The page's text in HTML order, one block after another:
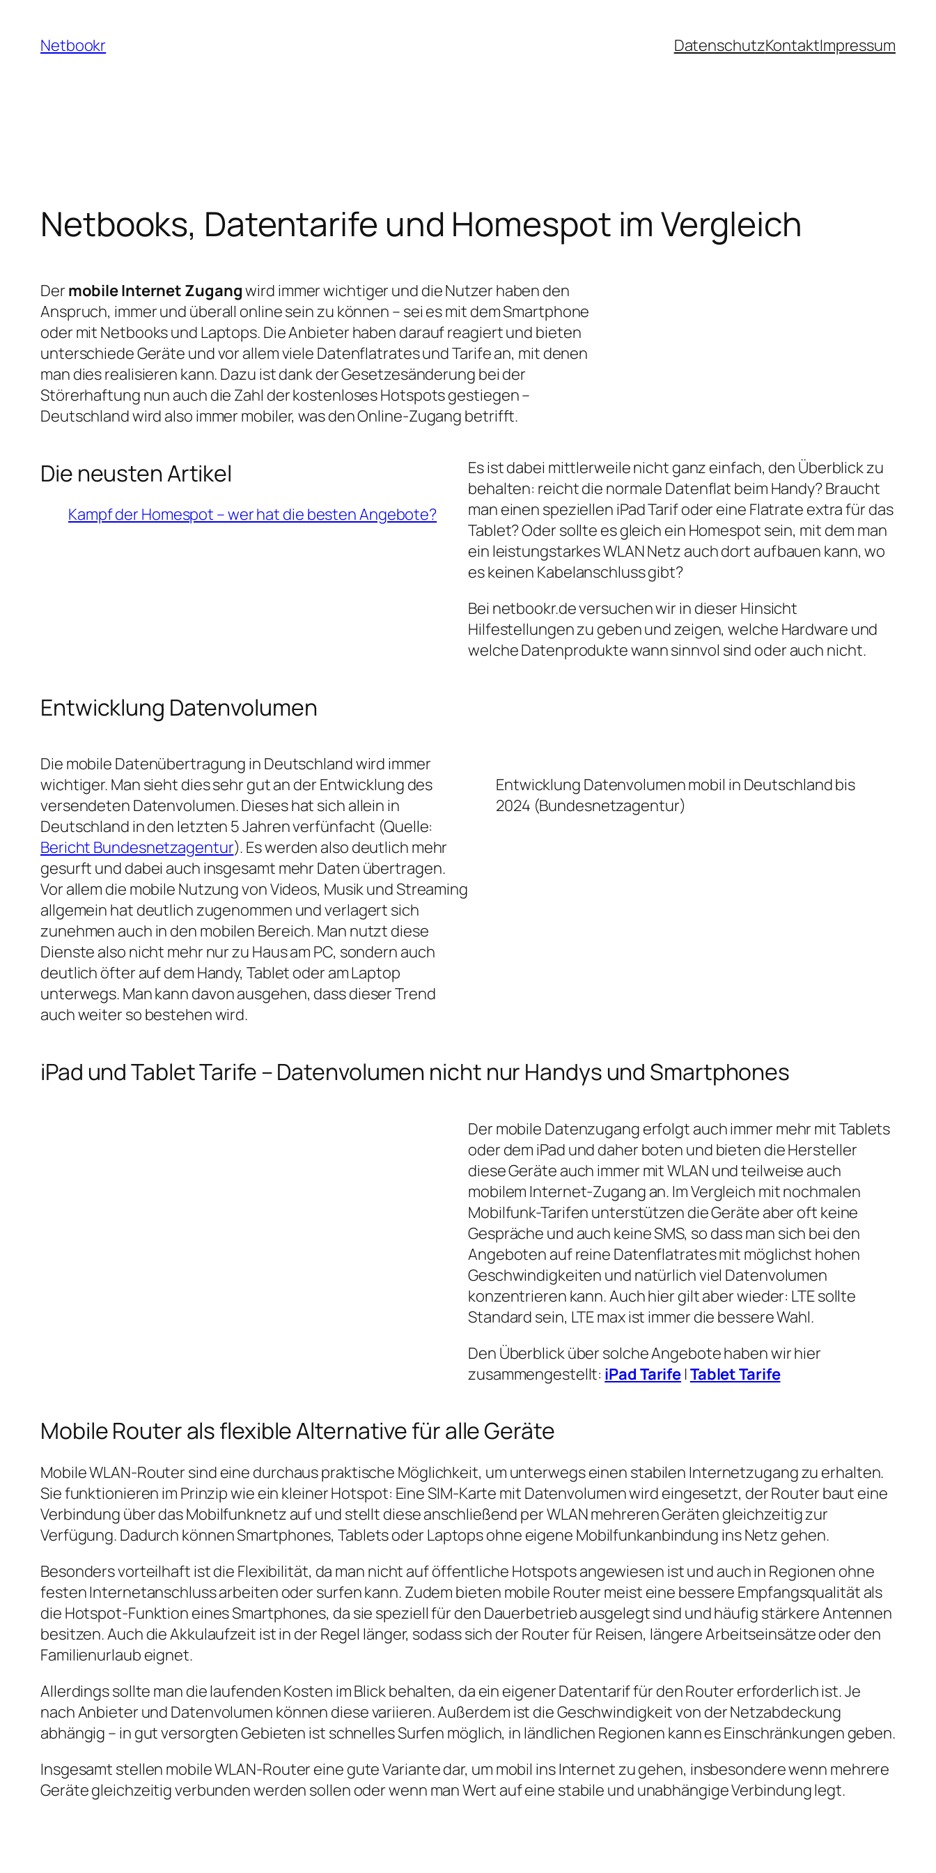
Inhalt
springen
Netbookr DatenschutzKontaktImpressum
Netbooks, Datentarife und Homespot im Vergleich
Der mobile Internet Zugangwird immer wichtiger und die Nutzer haben den
Anspruch, immer und überall online sein zu können – sei es mit dem Smartphone
oder mit Netbooks und Laptops. Die Anbieter haben darauf reagiert und bieten
unterschiede Geräte und vor allem viele Datenflatrates und Tarife an, mit denen
man dies realisieren kann. Dazu ist dank der Gesetzesänderung bei der
Störerhaftung nun auch die Zahl der kostenloses Hotspots gestiegen –
Deutschland wird also immer mobiler, was den Online-Zugang betrifft.
Die neusten Artikel
Kampf der Homespot – wer hat die besten Angebote?
Es ist dabei mittlerweile nicht ganz einfach, den Überblick zu
behalten: reicht die normale Datenflat beim Handy? Braucht
man einen speziellen iPad Tarif oder eine Flatrate extra für das
Tablet? Oder sollte es gleich ein Homespot sein, mit dem man
ein leistungstarkes WLAN Netz auch dort aufbauen kann, wo
es keinen Kabelanschluss gibt?
Bei netbookr.de versuchen wir in dieser Hinsicht
Hilfestellungen zu geben und zeigen, welche Hardware und
welche Datenprodukte wann sinnvol sind oder auch nicht.
Entwicklung Datenvolumen
Die mobile Datenübertragung in Deutschland wird immer
wichtiger. Man sieht dies sehr gut an der Entwicklung des
versendeten Datenvolumen. Dieses hat sich allein in
Deutschland in den letzten 5 Jahren verfünfacht (Quelle:
Bericht Bundesnetzagentur). Es werden also deutlich mehr
gesurft und dabei auch insgesamt mehr Daten übertragen.
Vor allem die mobile Nutzung von Videos, Musik und Streaming
allgemein hat deutlich zugenommen und verlagert sich
zunehmen auch in den mobilen Bereich. Man nutzt diese
Dienste also nicht mehr nur zu Haus am PC, sondern auch
deutlich öfter auf dem Handy, Tablet oder am Laptop
unterwegs. Man kann davon ausgehen, dass dieser Trend
auch weiter so bestehen wird.
Entwicklung Datenvolumen mobil in Deutschland bis
2024 (Bundesnetzagentur)
iPad und Tablet Tarife – Datenvolumen nicht nur Handys und Smartphones
Der mobile Datenzugang erfolgt auch immer mehr mit Tablets
oder dem iPad und daher boten und bieten die Hersteller
diese Geräte auch immer mit WLAN und teilweise auch
mobilem Internet-Zugang an. Im Vergleich mit nochmalen
Mobilfunk-Tarifen unterstützen die Geräte aber oft keine
Gespräche und auch keine SMS, so dass man sich bei den
Angeboten auf reine Datenflatrates mit möglichst hohen
Geschwindigkeiten und natürlich viel Datenvolumen
konzentrieren kann. Auch hier gilt aber wieder: LTE sollte
Standard sein, LTE max ist immer die bessere Wahl.
Den Überblick über solche Angebote haben wir hier
zusammengestellt: iPad Tarife |Tablet Tarife
Mobile Router als flexible Alternative für alle Geräte
Mobile WLAN‑Router sind eine durchaus praktische Möglichkeit, um unterwegs einen stabilen Internetzugang zu erhalten.
Sie funktionieren im Prinzip wie ein kleiner Hotspot: Eine SIM‑Karte mit Datenvolumen wird eingesetzt, der Router baut eine
Verbindung über das Mobilfunknetz auf und stellt diese anschließend per WLAN mehreren Geräten gleichzeitig zur
Verfügung. Dadurch können Smartphones, Tablets oder Laptops ohne eigene Mobilfunkanbindung ins Netz gehen.
Besonders vorteilhaft ist die Flexibilität, da man nicht auf öffentliche Hotspots angewiesen ist und auch in Regionen ohne
festen Internetanschluss arbeiten oder surfen kann. Zudem bieten mobile Router meist eine bessere Empfangsqualität als
die Hotspot‑Funktion eines Smartphones, da sie speziell für den Dauerbetrieb ausgelegt sind und häufig stärkere Antennen
besitzen. Auch die Akkulaufzeit ist in der Regel länger, sodass sich der Router für Reisen, längere Arbeitseinsätze oder den
Familienurlaub eignet.
Allerdings sollte man die laufenden Kosten im Blick behalten, da ein eigener Datentarif für den Router erforderlich ist. Je
nach Anbieter und Datenvolumen können diese variieren. Außerdem ist die Geschwindigkeit von der Netzabdeckung
abhängig – in gut versorgten Gebieten ist schnelles Surfen möglich, in ländlichen Regionen kann es Einschränkungen geben.
Insgesamt stellen mobile WLAN‑Router eine gute Variante dar, um mobil ins Internet zu gehen, insbesondere wenn mehrere
Geräte gleichzeitig verbunden werden sollen oder wenn man Wert auf eine stabile und unabhängige Verbindung legt.